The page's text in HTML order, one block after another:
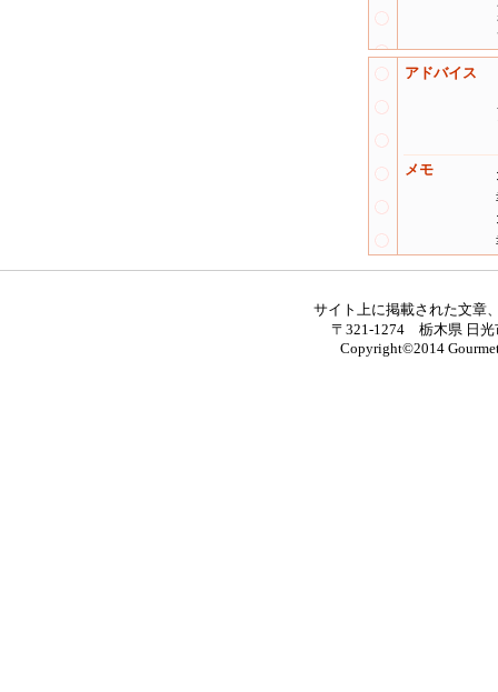
アドバイス
メモ
サイト上に掲載された文章
〒321-1274 栃木県 日
Copyright©2014